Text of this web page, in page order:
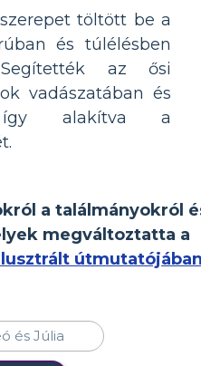
töltött be a
és túlélésben
az ősi
vadászatában és
így alakítva a
a találmányokról
megváltoztatta a